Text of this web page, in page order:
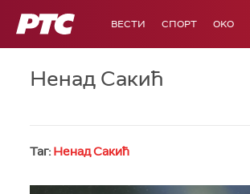
РТС ВЕСТИ СПОРТ OKO
Ненад Сакић
Таг: Ненад Сакић